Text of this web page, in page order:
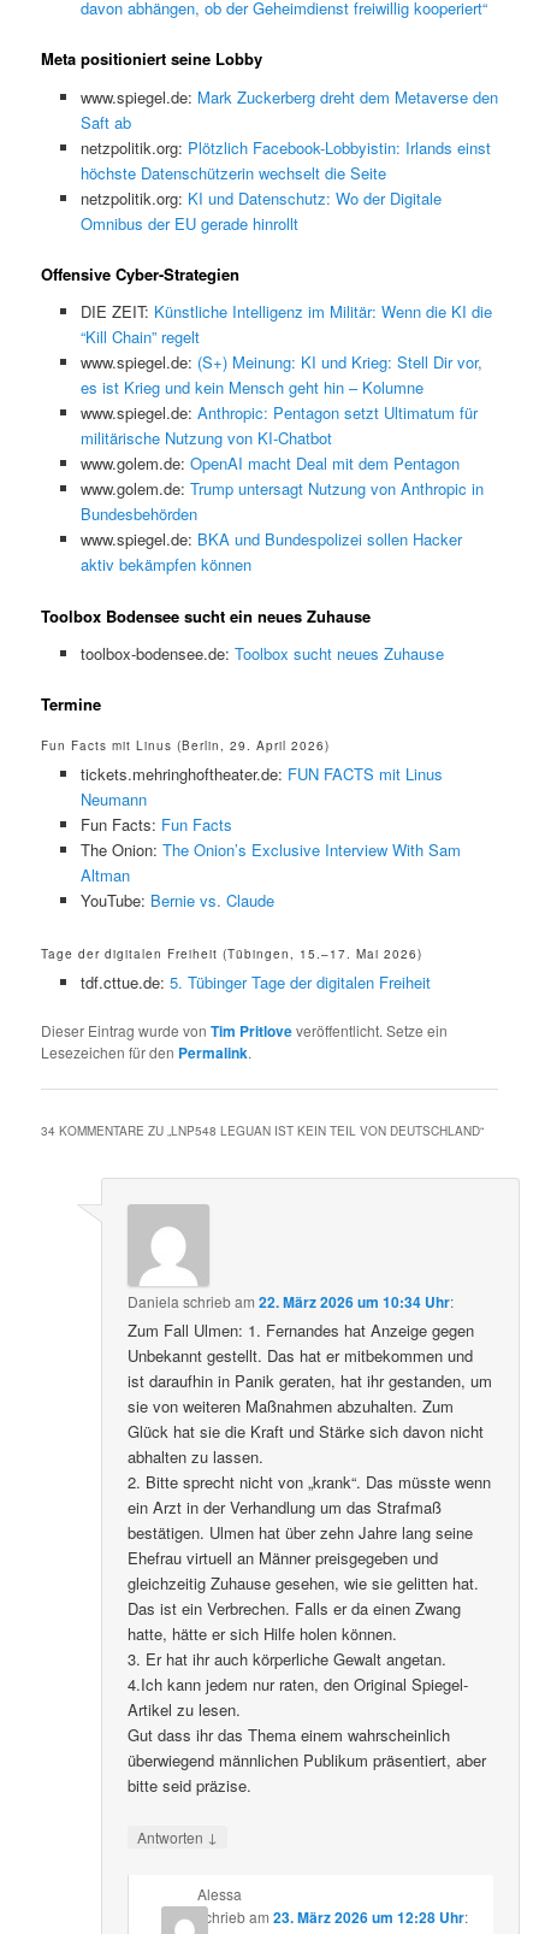
davon abhängen, ob der Geheimdienst freiwillig kooperiert“
Meta positioniert seine Lobby
www.spiegel.de: Mark Zuckerberg dreht dem Metaverse den
Saft ab
netzpolitik.org: Plötzlich Facebook-Lobbyistin: Irlands einst
höchste Datenschützerin wechselt die Seite
netzpolitik.org: KI und Datenschutz: Wo der Digitale
Omnibus der EU gerade hinrollt
Offensive Cyber-Strategien
DIE ZEIT: Künstliche Intelligenz im Militär: Wenn die KI die
“Kill Chain” regelt
www.spiegel.de: (S+) Meinung: KI und Krieg: Stell Dir vor,
es ist Krieg und kein Mensch geht hin – Kolumne
www.spiegel.de: Anthropic: Pentagon setzt Ultimatum für
militärische Nutzung von KI-Chatbot
www.golem.de: OpenAI macht Deal mit dem Pentagon
www.golem.de: Trump untersagt Nutzung von Anthropic in
Bundesbehörden
www.spiegel.de: BKA und Bundespolizei sollen Hacker
aktiv bekämpfen können
Toolbox Bodensee sucht ein neues Zuhause
toolbox-bodensee.de: Toolbox sucht neues Zuhause
Termine
Fun Facts mit Linus (Berlin, 29. April 2026)
tickets.mehringhoftheater.de: FUN FACTS mit Linus
Neumann
Fun Facts: Fun Facts
The Onion: The Onion’s Exclusive Interview With Sam
Altman
YouTube: Bernie vs. Claude
Tage der digitalen Freiheit (Tübingen, 15.–17. Mai 2026)
tdf.cttue.de: 5. Tübinger Tage der digitalen Freiheit
Dieser Eintrag wurde vonTim Pritloveveröffentlicht. Setze ein
Lesezeichen für den Permalink.
34 KOMMENTARE ZU „LNP548 LEGUAN IST KEIN TEIL VON DEUTSCHLAND“
Daniela schriebam22. März 2026 um 10:34 Uhr:
Zum Fall Ulmen: 1. Fernandes hat Anzeige gegen
Unbekannt gestellt. Das hat er mitbekommen und
ist daraufhin in Panik geraten, hat ihr gestanden, um
sie von weiteren Maßnahmen abzuhalten. Zum
Glück hat sie die Kraft und Stärke sich davon nicht
abhalten zu lassen.
2. Bitte sprecht nicht von „krank“. Das müsste wenn
ein Arzt in der Verhandlung um das Strafmaß
bestätigen. Ulmen hat über zehn Jahre lang seine
Ehefrau virtuell an Männer preisgegeben und
gleichzeitig Zuhause gesehen, wie sie gelitten hat.
Das ist ein Verbrechen. Falls er da einen Zwang
hatte, hätte er sich Hilfe holen können.
3. Er hat ihr auch körperliche Gewalt angetan.
4.Ich kann jedem nur raten, den Original Spiegel-
Artikel zu lesen.
Gut dass ihr das Thema einem wahrscheinlich
überwiegend männlichen Publikum präsentiert, aber
bitte seid präzise.
Antworten ↓
Alessa
schriebam 23. März 2026 um 12:28 Uhr: